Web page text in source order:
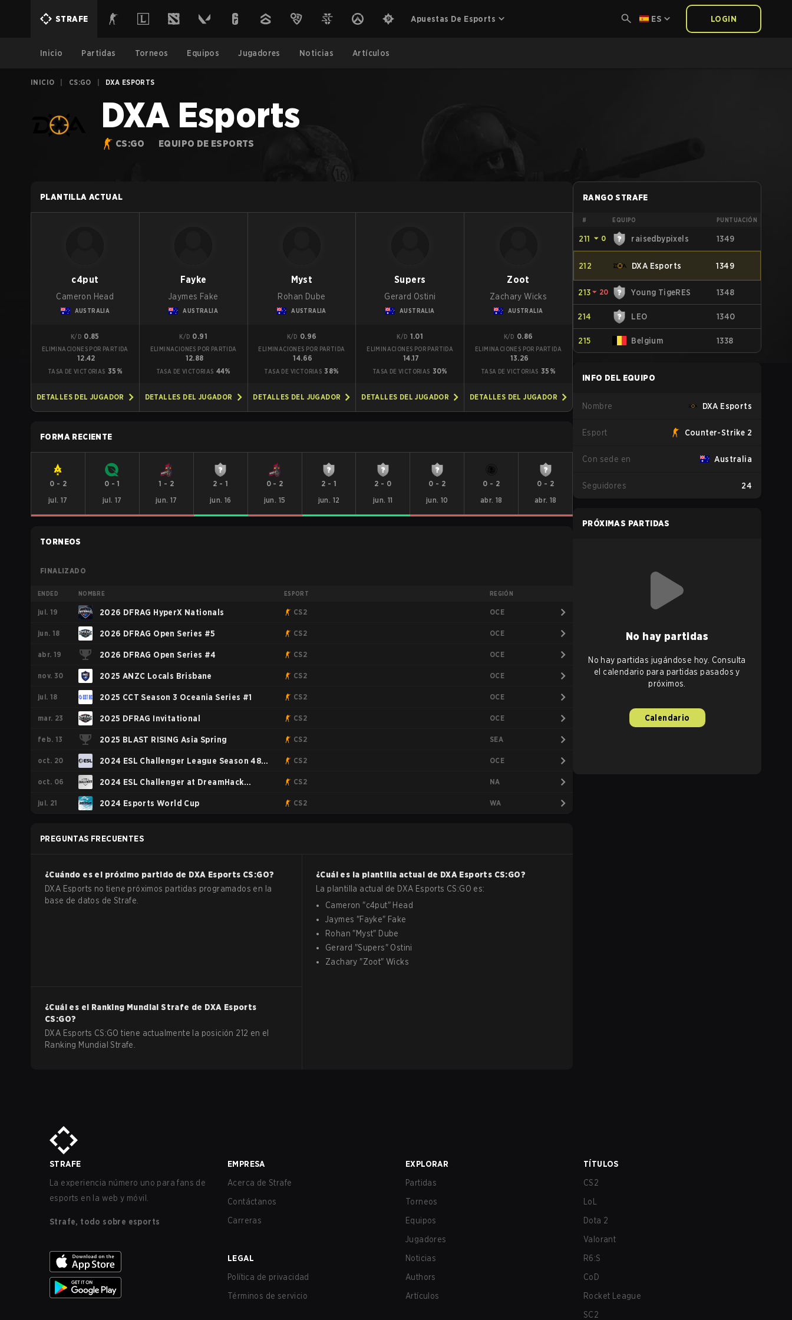
STRAFE Apuestas De Esports ES LOGIN
Inicio Partidas Torneos Equipos Jugadores Noticias Artículos
INICIO CS:GO DXA ESPORTS
DXA Esports
CS:GO EQUIPO DE ESPORTS
PLANTILLA ACTUAL
c4put
Cameron Head
AUSTRALIA
K/D 0.85
ELIMINACIONES POR PARTIDA
12.42
TASA DE VICTORIAS 35%
DETALLES DEL JUGADOR
Fayke
Jaymes Fake
AUSTRALIA
K/D 0.91
ELIMINACIONES POR PARTIDA
12.88
TASA DE VICTORIAS 44%
DETALLES DEL JUGADOR
Myst
Rohan Dube
AUSTRALIA
K/D 0.96
ELIMINACIONES POR PARTIDA
14.66
TASA DE VICTORIAS 38%
DETALLES DEL JUGADOR
Supers
Gerard Ostini
AUSTRALIA
K/D 1.01
ELIMINACIONES POR PARTIDA
14.17
TASA DE VICTORIAS 30%
DETALLES DEL JUGADOR
Zoot
Zachary Wicks
AUSTRALIA
K/D 0.86
ELIMINACIONES POR PARTIDA
13.26
TASA DE VICTORIAS 35%
DETALLES DEL JUGADOR
FORMA RECIENTE
0 - 2
jul. 17
0 -1
jul. 17
1 - 2
jun. 17
2 - 1
jun. 16
0- 2
jun. 15
2 - 1
jun. 12
2 - 0
jun. 11
0 - 2
jun. 10
0 - 2
abr. 18
0 - 2
abr. 18
TORNEOS
FINALIZADO
ENDED NOMBRE ESPORT REGIÓN
jul. 19 2026 DFRAG HyperX Nationals CS2 OCE
jun. 18 2026 DFRAG Open Series #5 CS2 OCE
abr. 19 2026 DFRAG Open Series #4 CS2 OCE
nov. 30 2025 ANZC Locals Brisbane CS2 OCE
jul. 18 2025 CCT Season 3 Oceania Series #1 CS2 OCE
mar. 23 2025 DFRAG Invitational CS2 OCE
feb. 13 2025 BLAST RISING Asia Spring CS2 SEA
oct. 20 2024 ESL Challenger League Season 48:
Oceania
CS2 OCE
oct. 06 2024 ESL Challenger at DreamHack
Atlanta
CS2 NA
jul. 21 2024 Esports World Cup CS2 WA
PREGUNTAS FRECUENTES
¿Cuándo es el próximo partido de DXA Esports CS:GO?
DXA Esports no tiene próximos partidas programados en la
base de datos de Strafe.
¿Cuál es la plantilla actual de DXA Esports CS:GO?
La plantilla actual de DXA Esports CS:GO es:
Cameron "c4put" Head
Jaymes "Fayke" Fake
Rohan "Myst" Dube
Gerard "Supers" Ostini
Zachary "Zoot"Wicks
¿Cuál es el Ranking Mundial Strafe de DXA Esports
CS:GO?
DXA Esports CS:GO tiene actualmente la posición 212 en el
Ranking Mundial Strafe.
RANGO STRAFE
# EQUIPO PUNTUACIÓN
211 ⏷ 0 raisedbypixels 1349
212 DXA Esports 1349
213 ⏷ 20 Young TigeRES 1348
214 LEO 1340
215 Belgium 1338
INFO DEL EQUIPO
Nombre DXA Esports
Esport Counter-Strike 2
Con sede en Australia
Seguidores 24
PRÓXIMAS PARTIDAS
No hay partidas
No hay partidas jugándose hoy. Consulta
el calendario para partidas pasados y
próximos.
Calendario
STRAFE
La experiencia número uno para fans de
esports en la web y móvil.
Strafe, todo sobre esports
EMPRESA
Acerca de Strafe
Contáctanos
Carreras
LEGAL
Política de privacidad
Términos de servicio
EXPLORAR
Partidas
Torneos
Equipos
Jugadores
Noticias
Authors
Artículos
TÍTULOS
CS2
LoL
Dota 2
Valorant
R6:S
CoD
Rocket League
SC2